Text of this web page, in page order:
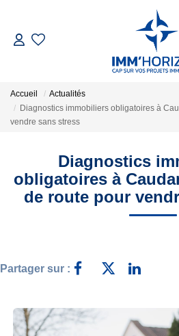
LOUER
FAIRE
NOTRE
Notre
Accueil
Actualités
Diagnostics immobiliers obligatoires à
vendre sans stress
Diagnostics
obligatoires à
de route pour
Partager sur :